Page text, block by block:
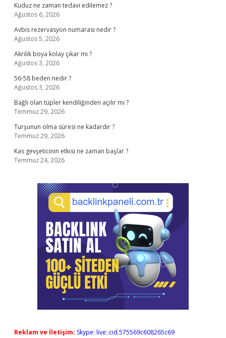
Kuduz ne zaman tedavi edilemez ?
Ağustos 6, 2026
Avbis rezervasyon numarası nedir ?
Ağustos 5, 2026
Akrilik boya kolay çıkar mı ?
Ağustos 3, 2026
56-58 beden nedir ?
Ağustos 3, 2026
Bağlı olan tüpler kendiliğinden açılır mı ?
Temmuz 29, 2026
Turşunun olma süresi ne kadardır ?
Temmuz 29, 2026
Kas gevşeticinin etkisi ne zaman başlar ?
Temmuz 24, 2026
Reklam ve İletişim: Skype: live:.cid.575569c608265c69